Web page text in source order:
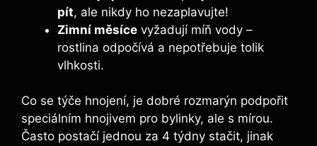
pít, ale nikdy ho nezaplavujte!
Zimní⁢ měsíce vyžadují míň vody –
rostlina odpočívá a nepotřebuje tolik
vlhkosti.
Co se týče hnojení, je dobré rozmarýn podpořit
speciálním hnojivem ​pro bylinky, ale s mírou.
Často⁢ postačí jednou za 4 týdny stačit, jinak